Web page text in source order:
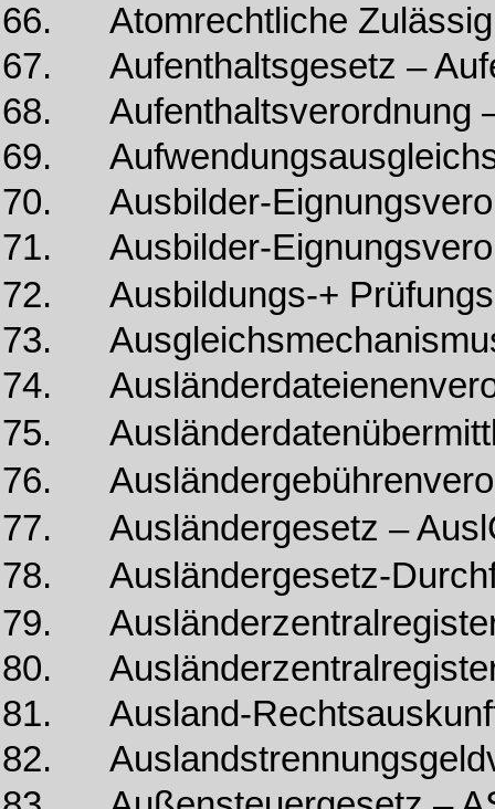
66. Atomrechtliche
67. Aufenthaltsgesetz –
68. Aufenthaltsverordnung
69.
70. Ausbilder-
71. Ausbilder-
72. Ausbildungs-+
73.
74.
75.
76.
77. Ausländergesetz –
78. Ausländergesetz-
79.
80.
81. Ausland-
82.